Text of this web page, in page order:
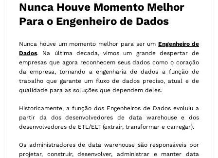
Nunca Houve Momento Melhor
Para o Engenheiro de Dados
Nunca houve um momento melhor para ser umEngenheiro de
Dados. Na última década, vimos um grande despertar de
empresas que agora reconhecem seus dados como o coração
da empresa, tornando a engenharia de dados a função de
trabalho que garante um fluxo de dados preciso, atual e de
qualidade para as soluções que dependem deles.
Historicamente, a função dos Engenheiros de Dados evoluiu a
partir da dos desenvolvedores de data warehouse e dos
desenvolvedores de ETL/ELT (extrair, transformar e carregar).
Os administradores de data warehouse são responsáveis ​​por
projetar, construir, desenvolver, administrar e manter data